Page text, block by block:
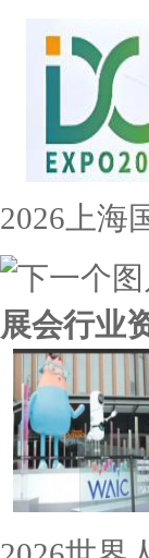
2026上海
展会行业